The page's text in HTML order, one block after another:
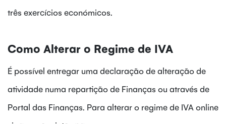
três exercícios económicos.
Como Alterar o Regime de IVA
É possível entregar uma declaração de alteração de
atividade numa repartição de Finanças ou através de
Portal das Finanças. Para alterar o regime de IVA online